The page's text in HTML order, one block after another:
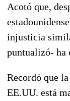
Acotó que,
injusticia
puntualizó- ha
Recordó que
EE.UU. está